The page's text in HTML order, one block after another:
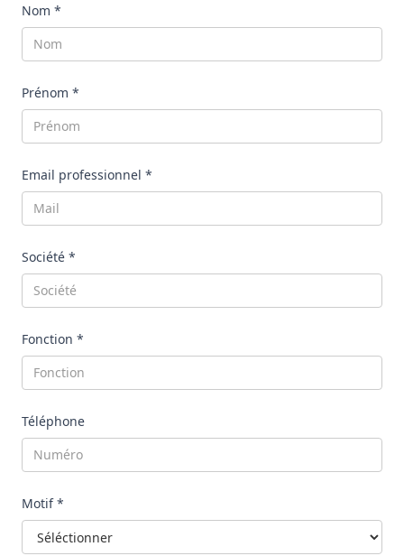
Nom *
Prénom *
Email professionnel *
Société *
Fonction *
Téléphone
Motif *